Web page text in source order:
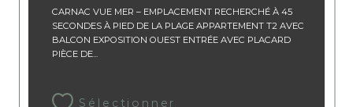
CARNAC VUE MER – EMPLACEMENT RECHERCHÉ À 45
SECONDES À PIED DE LA PLAGE APPARTEMENT T2 AVEC
BALCON EXPOSITION OUEST ENTRÉE AVEC PLACARD
PIÈCE DE...
Sélectionner